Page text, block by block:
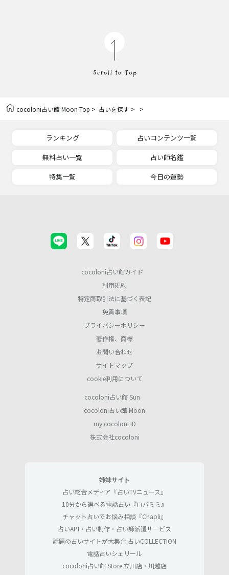
cocoloni占い館 Moon Top > 占いを探す > >
ランキング
占いコンテンツ一覧
無料占い一覧
占い師名鑑
特集一覧
今日の運勢
cocoloni占い館ガイド
利用規約
特定商取引法に基づく表記
免責事項
プライバシーポリシー
著作権、商標
お問い合わせ
サイトマップ
cookie利用について
cocoloni占い館 Sun
cocoloni占い館 Moon
my cocoloni ID
株式会社cocoloni
姉妹サイト
占い総合メディア『占いTVニュース』
10分から選べる電話占い『ロバミミ』
チャット占いでお悩み相談『Chapli』
占いAPI・占い制作・占い師派遣サ―ビス
話題の占いサイトが大集合 占いCOLLECTION
電話占いシェリール
cocoloni占い館 Store 立川店・川越店